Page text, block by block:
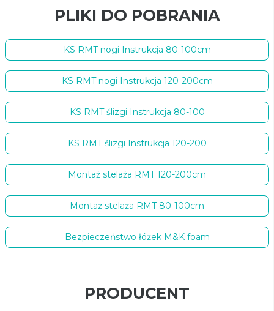
PLIKI DO POBRANIA
KS RMT nogi Instrukcja 80-100cm
KS RMT nogi Instrukcja 120-200cm
KS RMT ślizgi Instrukcja 80-100
KS RMT ślizgi Instrukcja 120-200
Montaż stelaża RMT 120-200cm
Montaż stelaża RMT 80-100cm
Bezpieczeństwo łóżek M&K foam
PRODUCENT